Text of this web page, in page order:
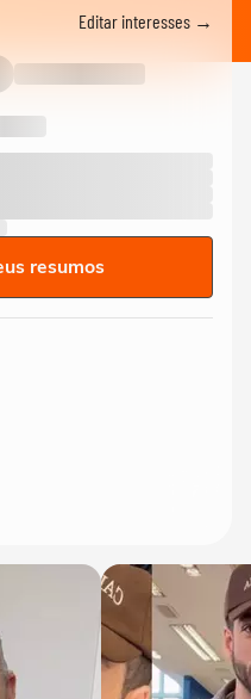
Editar interesses →
resumos